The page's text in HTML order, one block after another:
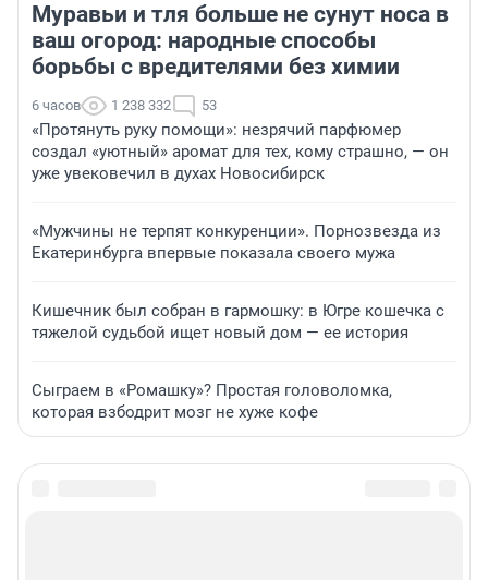
Муравьи и тля больше не сунут носа в
ваш огород: народные способы
борьбы с вредителями без химии
6 часов 1 238 332 53
«Протянуть руку помощи»: незрячий парфюмер
создал «уютный» аромат для тех, кому страшно, — он
уже увековечил в духах Новосибирск
«Мужчины не терпят конкуренции». Порнозвезда из
Екатеринбурга впервые показала своего мужа
Кишечник был собран в гармошку: в Югре кошечка с
тяжелой судьбой ищет новый дом — ее история
Сыграем в «Ромашку»? Простая головоломка,
которая взбодрит мозг не хуже кофе